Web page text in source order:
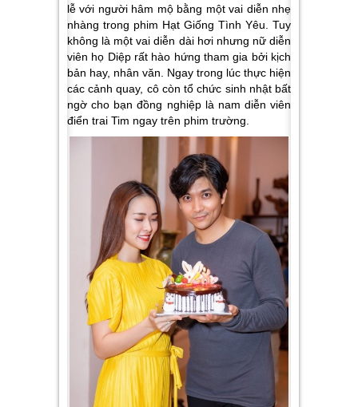
lễ với người hâm mộ bằng một vai diễn nhẹ
nhàng trong phim Hạt Giống Tình Yêu. Tuy
không là một vai diễn dài hơi nhưng nữ diễn
viên họ Diệp rất hào hứng tham gia bởi kịch
bản hay, nhân văn. Ngay trong lúc thực hiện
các cảnh quay, cô còn tổ chức sinh nhật bất
ngờ cho bạn đồng nghiệp là nam diễn viên
điển trai Tim ngay trên phim trường.